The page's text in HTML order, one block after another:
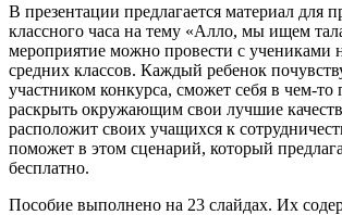
В презентации предлагается материал для
классного часа на тему «Алло, мы ищем
мероприятие можно провести с учениками
средних классов. Каждый ребенок
участником конкурса, сможет себя в чем-то
раскрыть окружающим свои лучшие
расположит своих учащихся к
поможет в этом сценарий, который
бесплатно.
Пособие выполнено на 23 слайдах. Их